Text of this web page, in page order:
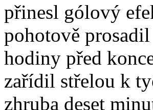
přinesl gólový
pohotově
hodiny před
zařídil střelou k
zhruba deset